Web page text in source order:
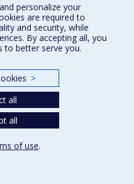
personalize your
are required to
and security, while
By accepting all, you
to better serve you.
>
all
all
of use.